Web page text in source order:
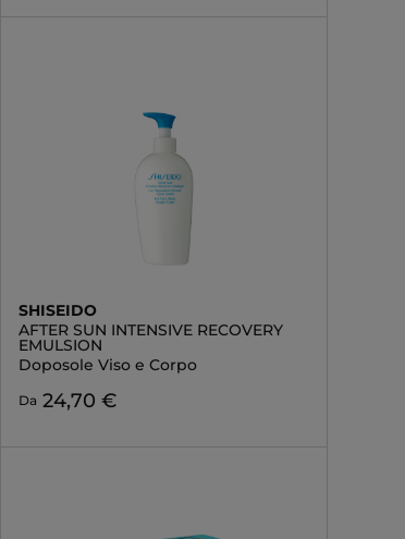
SHISEIDO
AFTER SUN INTENSIVE RECOVERY
EMULSION
Doposole Viso e Corpo
Da 24,70 €